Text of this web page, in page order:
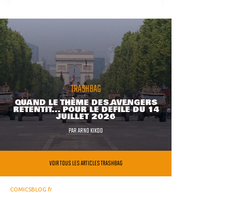
TRASHBAG
QUAND LE THÈME DES AVENGERS
RETENTIT... POUR LE DÉFILÉ DU 14
JUILLET 2026
PARARNO KIKOO
VOIR TOUS LES ARTICLES TRASHBAG
COMICSBLOG.fr